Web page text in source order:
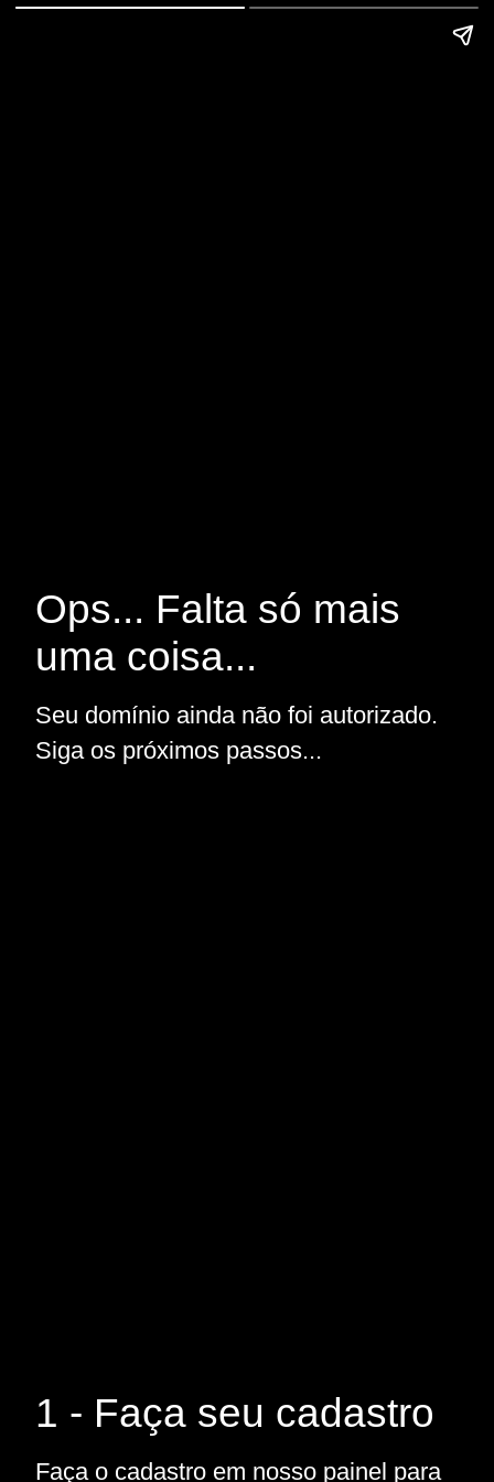
Ops... Falta só mais
uma coisa...
Seu domínio ainda não foi autorizado.
Siga os próximos passos...
1 - Faça seu cadastro
Faça o cadastro em nosso painel para